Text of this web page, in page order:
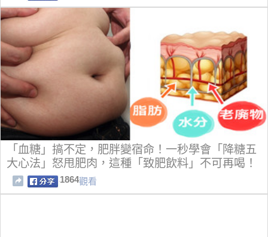
「血糖」搞不定，肥胖變宿命！一秒學會「降糖五
大心法」怒甩肥肉，這種「致肥飲料」不可再喝！
1864觀看